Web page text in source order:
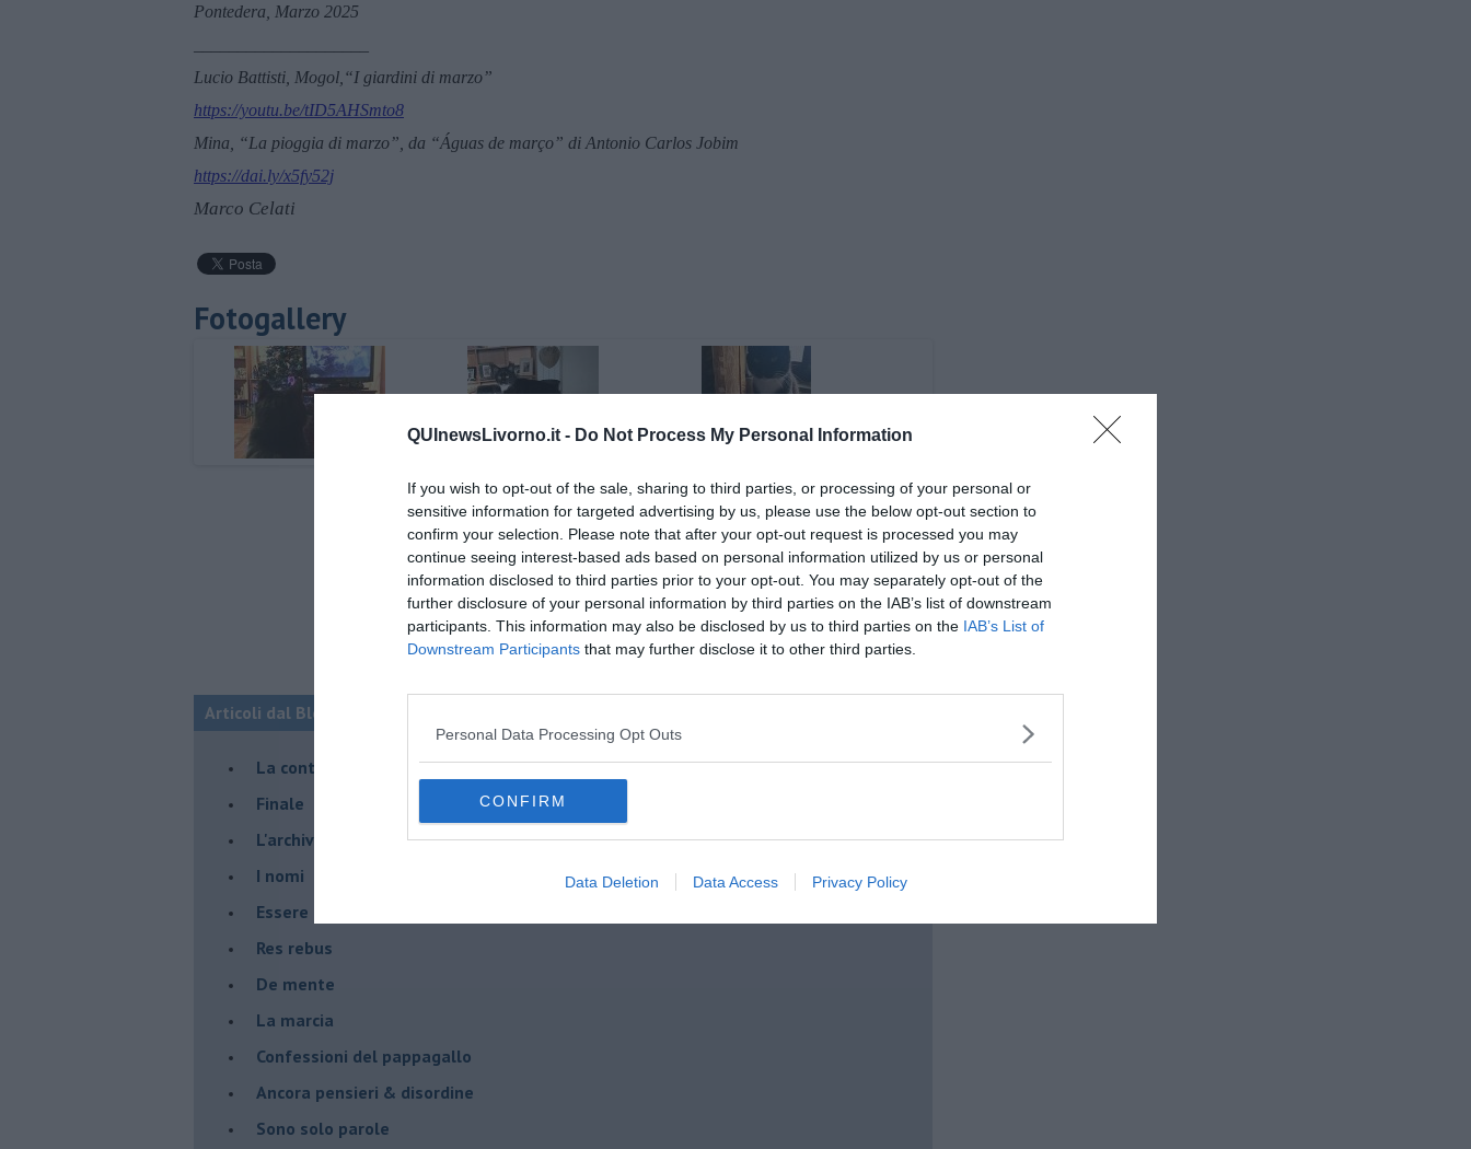
QUInewsLivorno.it - Do Not Process My Personal Information
If you wish to opt-out of the sale, sharing to third parties, or processing of your personal or
sensitive information for targeted advertising by us, please use the below opt-out section to
confirm your selection. Please note that after your opt-out request is processed you may
continue seeing interest-based ads based on personal information utilized by us or personal
information disclosed to third parties prior to your opt-out. You may separately opt-out of the
further disclosure of your personal information by third parties on the IAB’s list of downstream
participants. This information may also be disclosed by us to third parties on the IAB’s List of
Downstream Participants that may further disclose it to other third parties.
Personal Data Processing Opt Outs
CONFIRM
Data Deletion Data Access Privacy Policy
Pontedera, Marzo 2025
Lucio Battisti, Mogol,“I giardini di marzo”
https://youtu.be/tID5AHSmto8
Mina,
“La pioggia di marzo”, da “Águas de março” di Antonio Carlos Jobim
https://dai.ly/x5fy52j
Marco Celati
Fotogallery
Articoli dal Blog “Racconti della domenica” di Marco Celati
La controversia degli azzimi
Finale
L'archivio
I nomi
Essere
Res rebus
De mente
La marcia
Confessioni del pappagallo
Ancora pensieri & disordine
Sono solo parole